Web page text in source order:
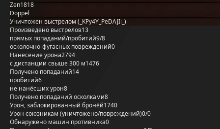
Zen1818
Doppel
Уничтожен выстрелом (_KPy4Y_PeDAJIi_)
Произведено выстрелов13
прямых попаданий/пробитий9/8
осколочно-фугасных повреждений0
Нанесение урона2794
с дистанции свыше 300 м1476
Получено попаданий14
пробитий6
не нанёсших урон8
Получено попаданий осколками8
Урон, заблокированный бронёй1740
Урон союзникам (уничтожено/повреждений)0/0
Обнаружено машин противника0